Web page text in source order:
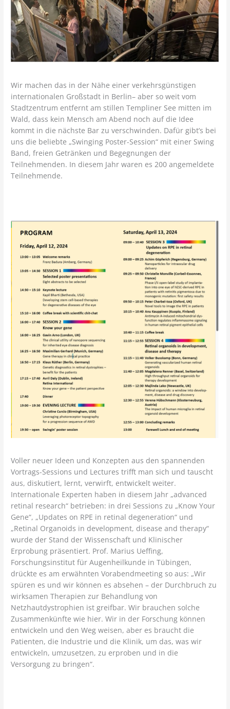
Wir machen das in der Nähe einer verkehrsgünstigen
internationalen Großstadt in Berlin– aber so weit vom
Stadtzentrum entfernt am stillen Templiner See mitten im
Wald, dass kein Mensch am Abend noch auf die Idee
kommt in die nächste Bar zu verschwinden. Dafür gibt’s bei
uns die beliebte „Swinging Poster-Session“ mit einer Swing
Band, freien Getränken und Begegnungen der
Teilnehmenden. In diesem Jahr waren es 200 angemeldete
Teilnehmende.
Voller neuer Ideen und Konzepten aus den spannenden
Vortrags-Sessions und Lectures trifft man sich und tauscht
aus, diskutiert, lernt, verwirft, entwickelt weiter.
Internationale Experten haben in diesem Jahr „advanced
retinal research“ betrieben: in drei Sessions zu „Know Your
Gene“, „Updates on RPE in retinal degeneration“ und
„Retinal Organoids in development, disease and therapy“
wurde der Stand der Wissenschaft und Klinischer
Erprobung präsentiert. Prof. Marius Ueffing,
Forschungsinstitut für Augenheilkunde in Tübingen,
drückte es am erwähnten Vorabendmeeting so aus: „Wir
spüren es und wir können es absehen – der Durchbruch zu
wirksamen Therapien zur Behandlung von
Netzhautdystrophien ist greifbar. Wir brauchen solche
Zusammenkünfte wie hier. Wir in der Forschung können
entwickeln und den Weg weisen, aber es braucht die
Patienten, die Industrie und die Klinik, um das, was wir
entwickeln, umzusetzen, zu erproben und in die
Versorgung zu bringen“.